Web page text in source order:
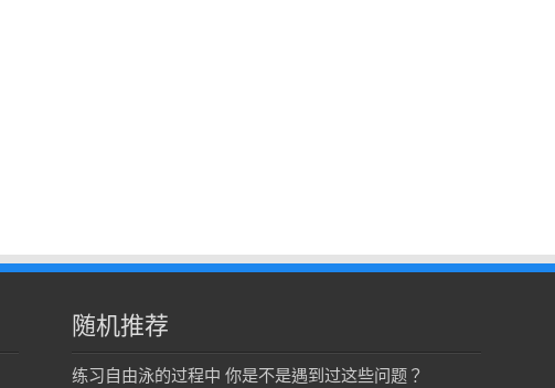
随机推荐
练习自由泳的过程中 你是不是遇到过这些问题？